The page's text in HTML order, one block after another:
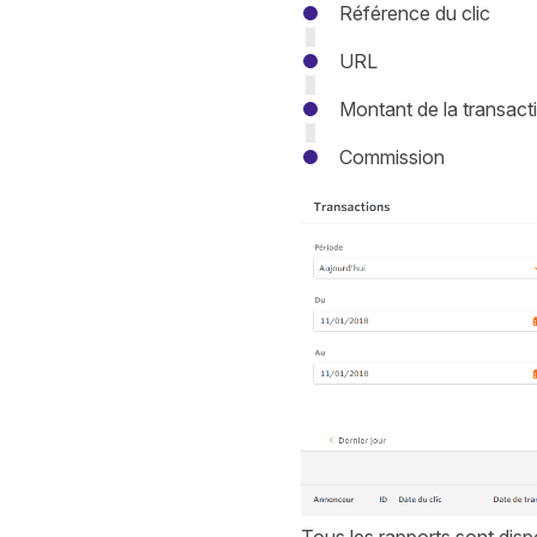
Référence du clic
URL
Montant de la
Commission